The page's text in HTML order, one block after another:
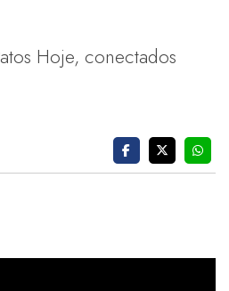
Hoje, conectados